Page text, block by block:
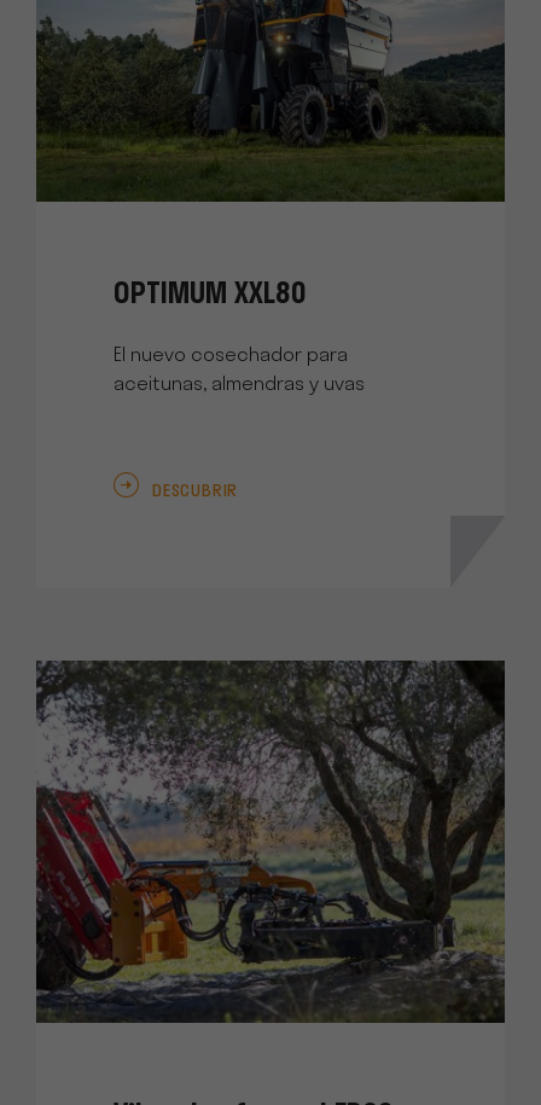
OPTIMUM XXL80
El nuevo cosechador para
aceitunas, almendras y uvas
DESCUBRIR